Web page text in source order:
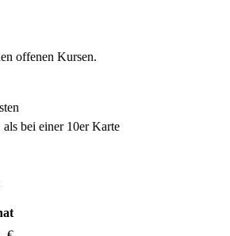
offenen Kursen.
bei einer 10er Karte